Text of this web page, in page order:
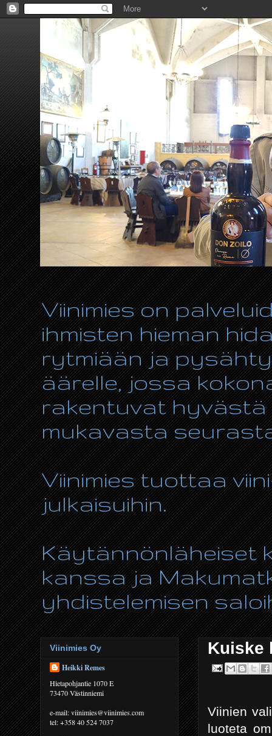
Viinimies on
ihmisten hieman
rytmiään ja
äärelle, jossa
rakentuvat hyvästä
mukavasta
Viinimies tuottaa
julkaisuihin.
Käytännönläheiset
kanssa ja
yhdistelemisen
Kuiske
Viinien
luoteta
Viinimies Oy
Heikki Remes
Hietapohjantie 1070 E
73470 Västinniemi
e-mail: viinimies@viinimies.com
tel: +358 40 524 7037